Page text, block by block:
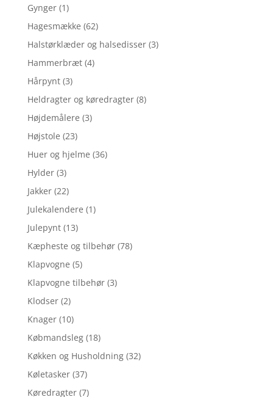
Gynger (1)
Hagesmække (62)
Halstørklæder og halsedisser (3)
Hammerbræt (4)
Hårpynt (3)
Heldragter og køredragter (8)
Højdemålere (3)
Højstole (23)
Huer og hjelme (36)
Hylder (3)
Jakker (22)
Julekalendere (1)
Julepynt (13)
Kæpheste og tilbehør (78)
Klapvogne (5)
Klapvogne tilbehør (3)
Klodser (2)
Knager (10)
Købmandsleg (18)
Køkken og Husholdning (32)
Køletasker (37)
Køredragter (7)